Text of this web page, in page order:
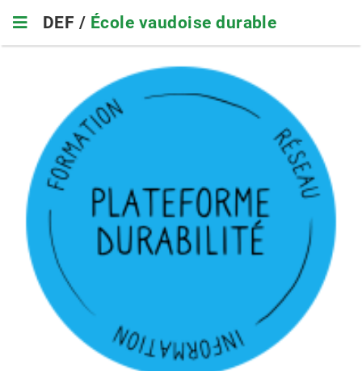
main
DEF / École vaudoise durable